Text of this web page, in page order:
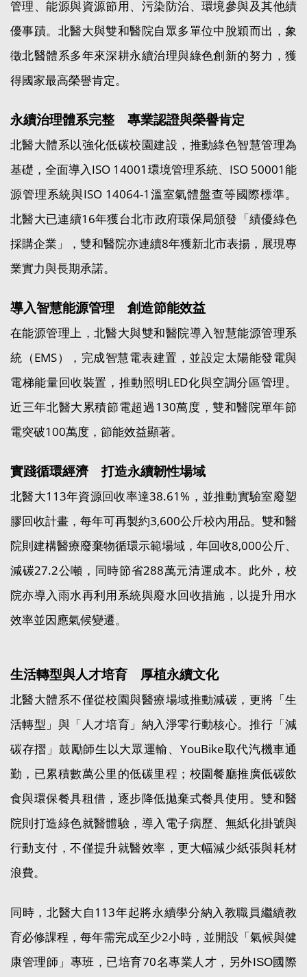
管理、能源與資源節用、污染防治、環境參與及其他績
優事蹟。北醫大與雙和醫院自眾多單位中脫穎而出，象
徵北醫體系多年來深耕永續治理與綠色創新的努力，獲
得國家最高榮譽肯定。
永續治理體系完整 專業認證與榮譽肯定
北醫大體系以強化低碳校園建設，推動綠色智慧管理為
基礎，全面導入ISO 14001環境管理系統、ISO 50001能
源管理系統與ISO 14064-1溫室氣體盤查等國際標準。
北醫大已連續16年獲台北市政府環保局頒發「績優綠色
採購企業」，雙和醫院亦連續8年獲新北市表揚，展現專
業實力與長期承諾。
導入智慧能源管理 創造節能效益
在能源管理上，北醫大與雙和醫院導入智慧能源管理系
統（EMS），完成智慧電表建置，並設定太陽能發電與
電梯能量回收裝置，推動照明LED化與空調分區管理。
近三年北醫大累積節電超過130萬度，雙和醫院單年節
電突破100萬度，節能效益顯著。
實踐循環經濟 打造永續韌性場域
北醫大113年資源回收率達38.61%，並推動實驗室廢塑
膠回收計畫，每年可再製約3,600公斤校內用品。雙和醫
院則建構醫療廢棄物循環示範場域，年回收8,000公斤、
減碳27.2公噸，同時節省288萬元清運成本。此外，校
院亦導入雨水再利用系統與廢水回收措施，以提升用水
效率並因應氣候變遷。
生活轉型與人才培育 厚植永續文化
北醫大體系不僅從校園與醫療場域推動減碳，更將「生
活轉型」與「人才培育」納入淨零行動核心。推行「減
碳存摺」鼓勵師生以大眾運輸、YouBike取代汽機車通
勤，已累積數萬公里的低碳里程；校園餐廳推廣低碳飲
食與環保餐具租借，逐步降低拋棄式餐具使用。雙和醫
院則打造綠色就醫體驗，導入電子病歷、無紙化掛號與
行動支付，不僅提升就醫效率，更大幅減少紙張與耗材
浪費。
同時，北醫大自113年起將永續學分納入教職員繼續教
育必修課程，每年需完成至少2小時，並開設「氣候與健
康管理師」專班，已培育70名專業人才， 另外ISO國際